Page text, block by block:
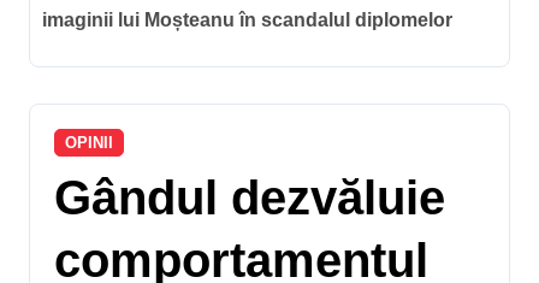
imaginii lui Moșteanu în scandalul diplomelor
OPINII
Gândul dezvăluie
comportamentul